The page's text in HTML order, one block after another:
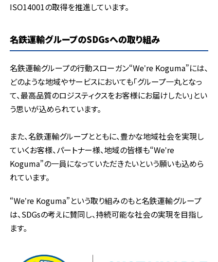
ISO14001の取得を推進しています。
名鉄運輸グループのSDGsへの取り組み
名鉄運輸グループの行動スローガン“Weʼre Koguma”には、
どのような地域やサービスにおいても「グループ一丸となっ
て、最高品質のロジスティクスをお客様にお届けしたい」とい
う思いが込められています。
また、名鉄運輸グループとともに、豊かな地域社会を実現し
ていくお客様、パートナー様、地域の皆様も“Weʼre
Koguma”の一員になっていただきたいという願いも込めら
れています。
“Weʼre Koguma”という取り組みのもと名鉄運輸グループ
は、SDGsの考えに賛同し、持続可能な社会の実現を目指し
ます。